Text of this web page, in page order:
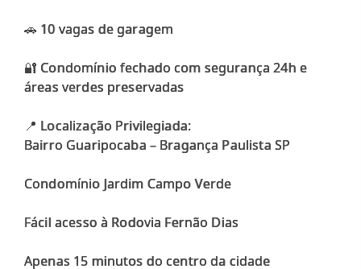
🚗 10 vagas de garagem
🔐 Condomínio fechado com segurança 24h e
áreas verdes preservadas
📍 Localização Privilegiada:
Bairro Guaripocaba – Bragança Paulista SP
Condomínio Jardim Campo Verde
Fácil acesso à Rodovia Fernão Dias
Apenas 15 minutos do centro da cidade